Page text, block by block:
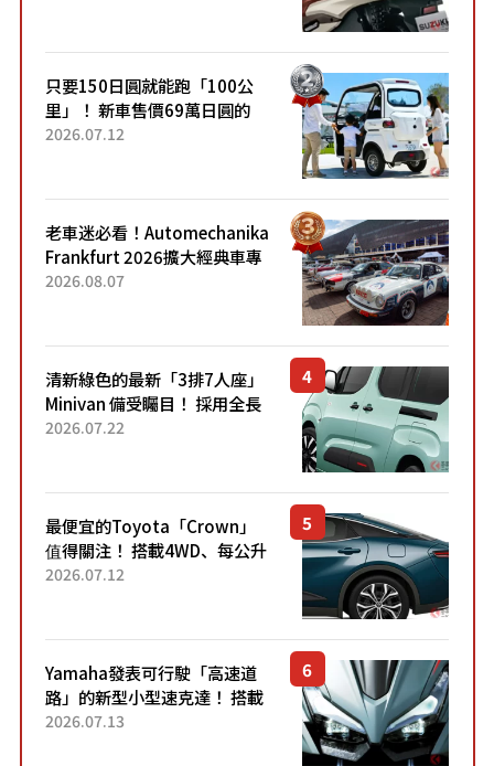
只要150日圓就能跑「100公
里」！ 新車售價69萬日圓的
「3人座」Trike大受歡迎！ 順
2026.07.12
老車迷必看！Automechanika
Frankfurt 2026擴大經典車專
區 1954年珍稀古董車現場修復
2026.08.07
清新綠色的最新「3排7人座」
Minivan 備受矚目！ 採用全長
4.7公尺剛剛好的車身尺寸與
2026.07.22
最便宜的Toyota「Crown」
值得關注！ 搭載4WD、每公升
22.4公里低油耗表現超亮眼！
2026.07.12
Yamaha發表可行駛「高速道
路」的新型小型速克達！ 搭載
能享受超強勁「渦輪感」的動
2026.07.13